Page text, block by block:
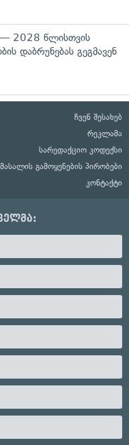
— 2028 წლისთვის
დაბრუნებას გეგმავენ
ჩვენ შესახებ
რეკლამა
სარედაქციო კოდექსი
მასალის გამოყენების პირობები
კონტაქტი